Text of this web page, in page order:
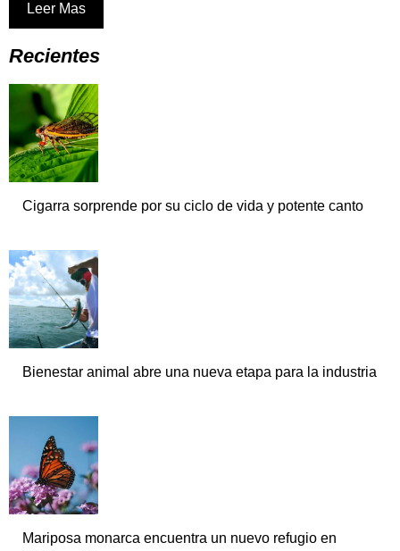
Leer Mas
Recientes
Cigarra sorprende por su ciclo de vida y potente canto
Bienestar animal abre una nueva etapa para la industria
Mariposa monarca encuentra un nuevo refugio en